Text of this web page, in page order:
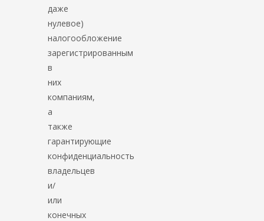
даже
нулевое)
налогообложение
зарегистрированным
в
них
компаниям,
а
также
гарантирующие
конфиденциальность
владельцев
и/
или
конечных